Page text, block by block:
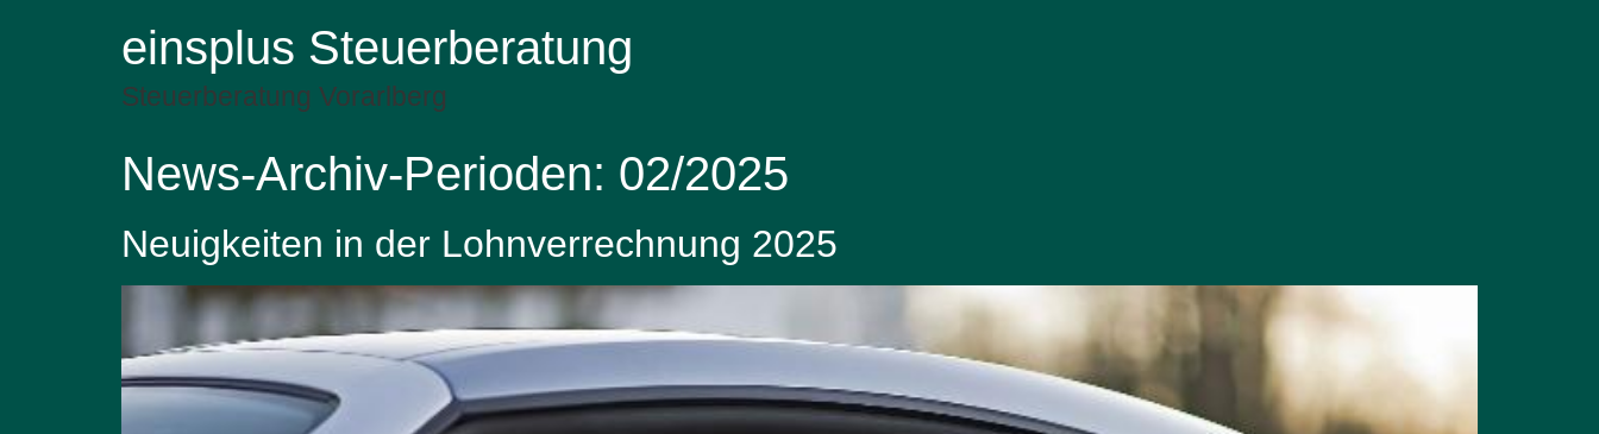
einsplus Steuerberatung
Steuerberatung Vorarlberg
News-Archiv-Perioden: 02/2025
Neuigkeiten in der Lohnverrechnung 2025